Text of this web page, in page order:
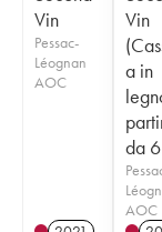
Vin
Pessac-
Léognan
AOC
Vin
a in
da
AOC